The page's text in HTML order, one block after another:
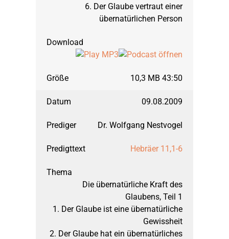
6. Der Glaube vertraut einer
übernatürlichen Person
10,3 MB 43:50
09.08.2009
Dr. Wolfgang Nestvogel
Hebräer 11,1-6
Die übernatürliche Kraft des
Glaubens, Teil 1
1. Der Glaube ist eine übernatürliche
Gewissheit
2. Der Glaube hat ein übernatürliches